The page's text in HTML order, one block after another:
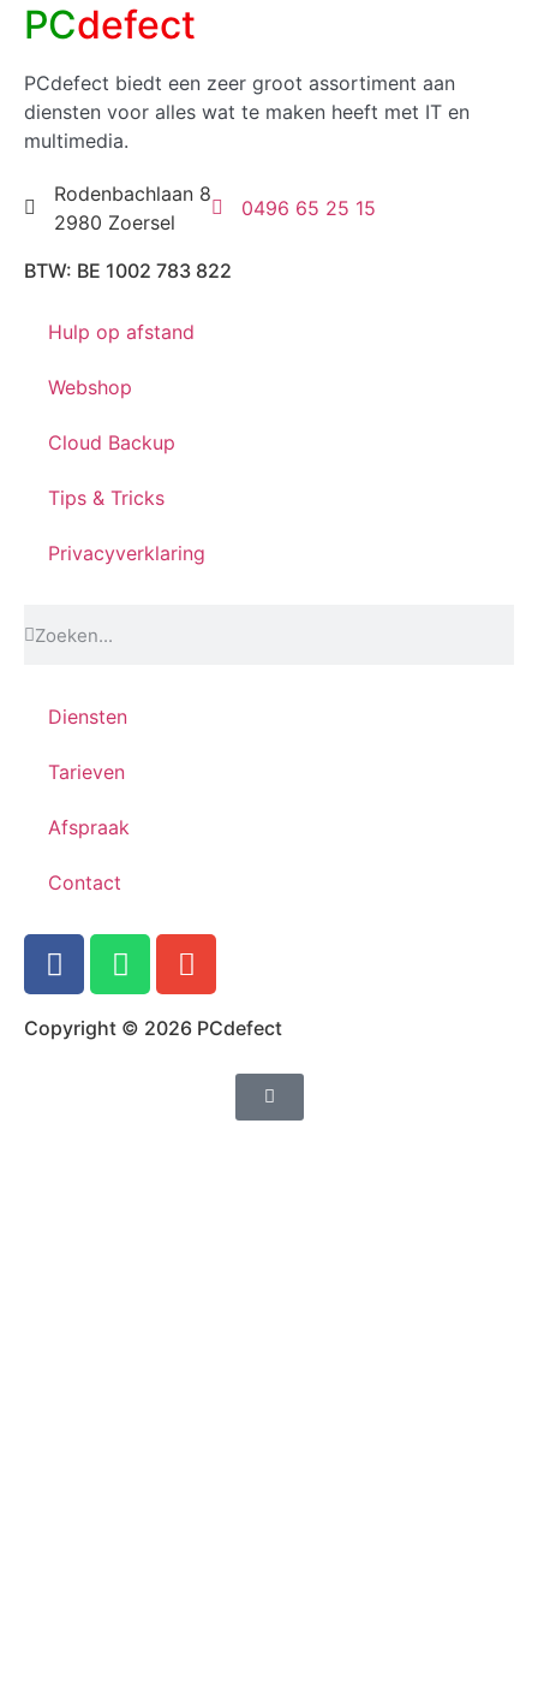
PCdefect
PCdefect biedt een zeer groot assortiment aan
diensten voor alles wat te maken heeft met IT en
multimedia.
Rodenbachlaan 8
2980 Zoersel
0496 65 25 15
BTW: BE 1002 783 822
Hulp op afstand
Webshop
Cloud Backup
Tips & Tricks
Privacyverklaring
Diensten
Tarieven
Afspraak
Contact
Copyright © 2026 PCdefect